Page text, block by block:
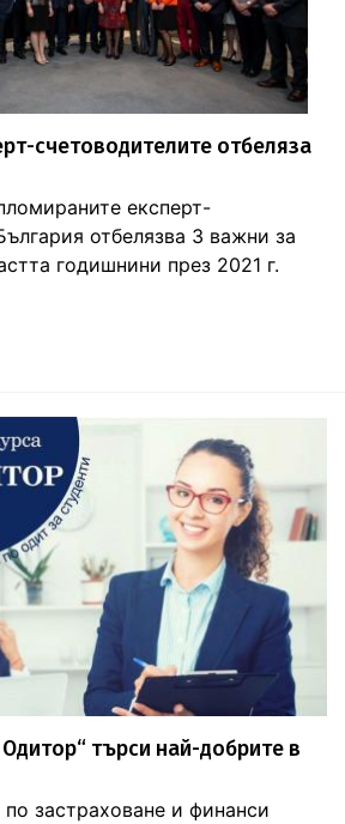
счетоводителите отбеляза
експерт-
отбелязва 3 важни за
годишнини през 2021 г.
търси най-добрите в
застраховане и финанси